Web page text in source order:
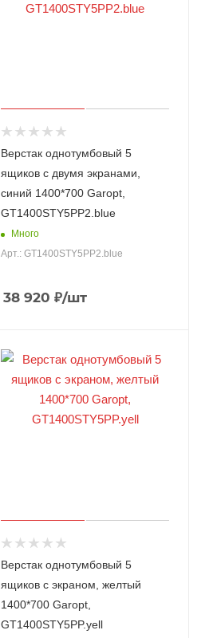
Верстак однотумбовый 5
ящиков с двумя экранами,
синий 1400*700 Garopt,
GT1400STY5PP2.blue
Много
Арт.: GT1400STY5PP2.blue
38 920 ₽/шт
Верстак однотумбовый 5
ящиков с экраном, желтый
1400*700 Garopt,
GT1400STY5PP.yell